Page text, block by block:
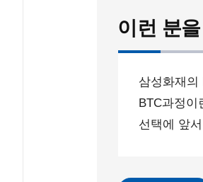
이런 분
삼성화재의
BTC과정이
선택에 앞